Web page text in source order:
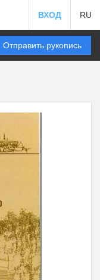
ВХОД RU
Отправить рукопись